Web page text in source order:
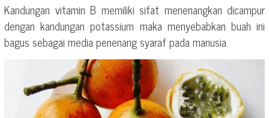
Kandungan vitamin B memiliki sifat menenangkan dicampur
dengan kandungan potassium maka menyebabkan buah ini
bagus sebagai media penenang syaraf pada manusia.